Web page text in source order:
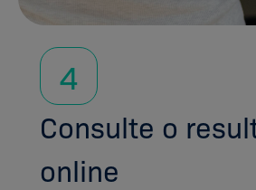
4
Consulte o
online